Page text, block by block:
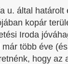
u. által határolt
kopár
Iroda
több éve
hogy az